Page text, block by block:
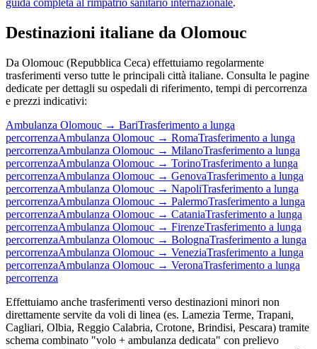
guida completa al rimpatrio sanitario internazionale.
Destinazioni italiane da Olomouc
Da Olomouc (Repubblica Ceca) effettuiamo regolarmente
trasferimenti verso tutte le principali città italiane. Consulta le pagine
dedicate per dettagli su ospedali di riferimento, tempi di percorrenza
e prezzi indicativi:
Ambulanza Olomouc → BariTrasferimento a lunga
percorrenzaAmbulanza Olomouc → RomaTrasferimento a lunga
percorrenzaAmbulanza Olomouc → MilanoTrasferimento a lunga
percorrenzaAmbulanza Olomouc → TorinoTrasferimento a lunga
percorrenzaAmbulanza Olomouc → GenovaTrasferimento a lunga
percorrenzaAmbulanza Olomouc → NapoliTrasferimento a lunga
percorrenzaAmbulanza Olomouc → PalermoTrasferimento a lunga
percorrenzaAmbulanza Olomouc → CataniaTrasferimento a lunga
percorrenzaAmbulanza Olomouc → FirenzeTrasferimento a lunga
percorrenzaAmbulanza Olomouc → BolognaTrasferimento a lunga
percorrenzaAmbulanza Olomouc → VeneziaTrasferimento a lunga
percorrenzaAmbulanza Olomouc → VeronaTrasferimento a lunga
percorrenza
Effettuiamo anche trasferimenti verso destinazioni minori non
direttamente servite da voli di linea (es. Lamezia Terme, Trapani,
Cagliari, Olbia, Reggio Calabria, Crotone, Brindisi, Pescara) tramite
schema combinato "volo + ambulanza dedicata" con prelievo